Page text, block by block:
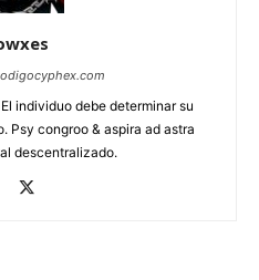
individuo debe determinar su
Psy congroo & aspira ad astra
descentralizado.